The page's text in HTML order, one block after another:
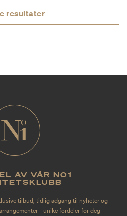
resultater
AV VÅR NO1
tilbud, tidlig adgang til nyheter og
- unike fordeler for deg